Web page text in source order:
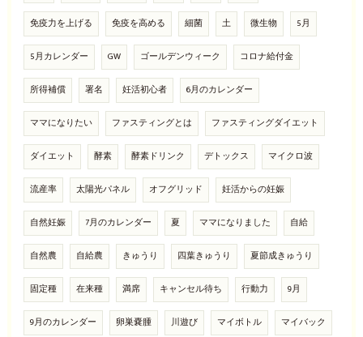
免疫力を上げる 免疫を高める 細菌 土 微生物 5月
5月カレンダー GW ゴールデンウィーク コロナ給付金
所得補償 署名 妊活初心者 6月のカレンダー
ママになりたい ファスティングとは ファスティングダイエット
ダイエット 酵素 酵素ドリンク デトックス マイクロ波
流産率 太陽光パネル オフグリッド 妊活からの妊娠
自然妊娠 7月のカレンダー 夏 ママになりました 自給
自然農 自給農 きゅうり 四葉きゅうり 夏節成きゅうり
固定種 在来種 満席 キャンセル待ち 行動力 9月
9月のカレンダー 卵巣嚢腫 川遊び マイボトル マイバック